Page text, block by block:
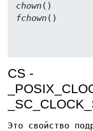
chown
fchown
CS -
Это свойство